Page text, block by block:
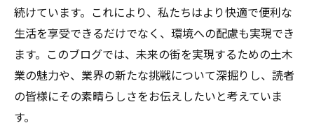
続けています。これにより、私たちはより快適で便利な
生活を享受できるだけでなく、環境への配慮も実現でき
ます。このブログでは、未来の街を実現するための土木
業の魅力や、業界の新たな挑戦について深掘りし、読者
の皆様にその素晴らしさをお伝えしたいと考えていま
す。